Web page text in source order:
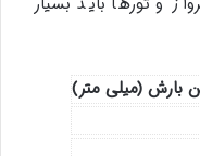
بارش (میلی متر)